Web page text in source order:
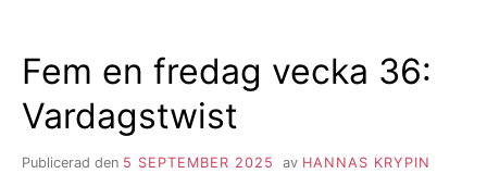
Fem en fredag vecka 36:
Vardagstwist
Publicerad den 5 SEPTEMBER 2025 av HANNAS KRYPIN